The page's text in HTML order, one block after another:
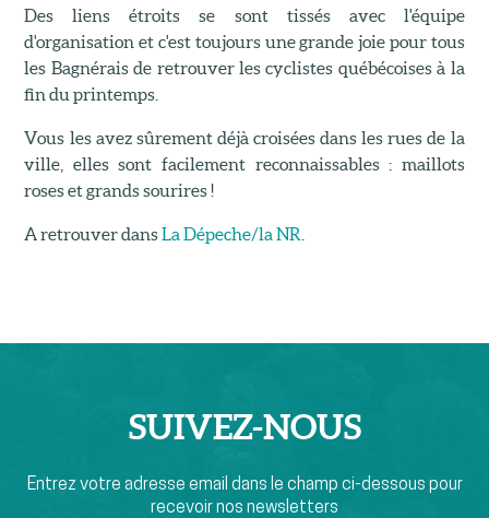
Des liens étroits se sont tissés avec l'équipe
d'organisation et c'est toujours une grande joie pour tous
les Bagnérais de retrouver les cyclistes québécoises à la
fin du printemps.
Vous les avez sûrement déjà croisées dans les rues de la
ville, elles sont facilement reconnaissables : maillots
roses et grands sourires !
A retrouver dansLa Dépeche/la NR
SUIVEZ-NOUS
Entrez votre adresse email dans le champ ci-dessous pour
recevoir nos newsletters